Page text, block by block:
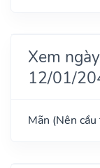
Xem
12/01/
Mãn (Nên